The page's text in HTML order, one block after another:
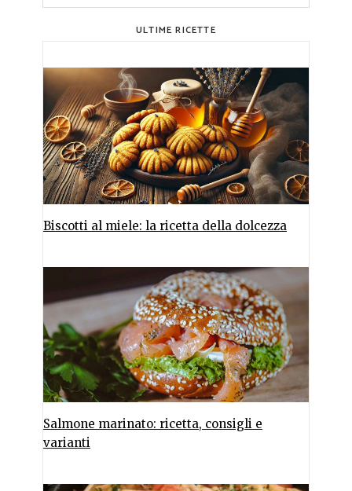
ULTIME RICETTE
Biscotti al miele: la ricetta della dolcezza
Salmone marinato: ricetta, consigli e
varianti